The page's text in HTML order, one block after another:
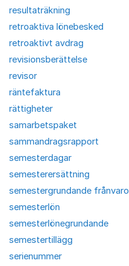
resultaträkning
retroaktiva lönebesked
retroaktivt avdrag
revisionsberättelse
revisor
räntefaktura
rättigheter
samarbetspaket
sammandragsrapport
semesterdagar
semesterersättning
semestergrundande frånvaro
semesterlön
semesterlönegrundande
semestertillägg
serienummer